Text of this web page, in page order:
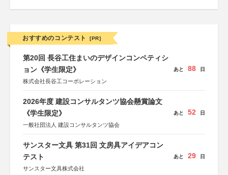
おすすめのコンテスト [PR]
第20回 長谷工住まいのデザインコンペティシ
ョン《学生限定》
株式会社長谷工コーポレーション
あと 88 日
2026年度 建設コンサルタンツ協会懸賞論文
《学生限定》
一般社団法人 建設コンサルタンツ協会
あと 52 日
サンスター文具 第31回 文房具アイデアコン
テスト
サンスター文具株式会社
あと 29 日